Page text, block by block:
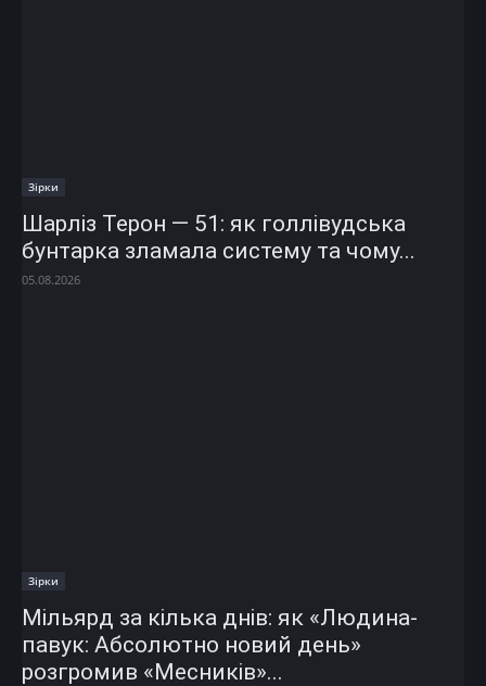
Зірки
Шарліз Терон — 51: як голлівудська
бунтарка зламала систему та чому...
05.08.2026
Зірки
Мільярд за кілька днів: як «Людина-
павук: Абсолютно новий день»
розгромив «Месників»...